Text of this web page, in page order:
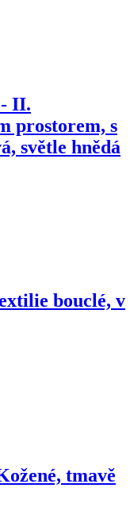
II.
prostorem, s
světle hnědá
bouclé, v
tmavě